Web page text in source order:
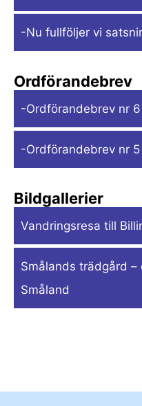
-Nu fullföljer vi
Ordförandebrev
-Ordförandebrev nr
-Ordförandebrev nr
Bildgallerier
Vandringsresa till
Smålands trädgård –
Småland